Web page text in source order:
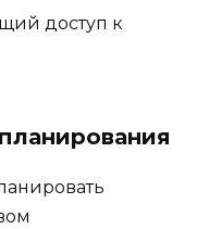
доступ к